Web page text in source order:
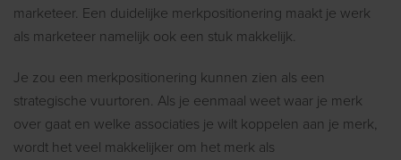
marketeer. Een duidelijke merkpositionering maakt je werk
als marketeer namelijk ook een stuk makkelijk.
Je zou een merkpositionering kunnen zien als een
strategische vuurtoren. Als je eenmaal weet waar je merk
over gaat en welke associaties je wilt koppelen aan je merk,
wordt het veel makkelijker om het merk als